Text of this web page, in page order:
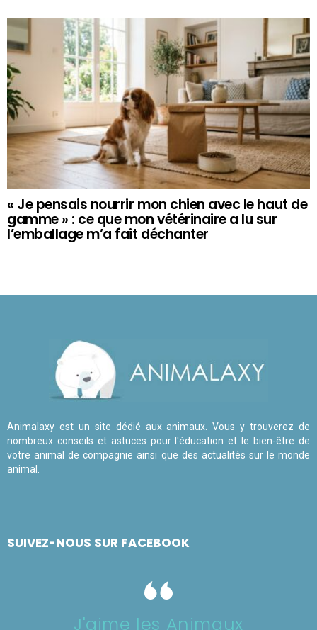
« Je pensais nourrir mon chien avec le haut de
gamme » : ce que mon vétérinaire a lu sur
l’emballage m’a fait déchanter
Animalaxy est un site dédié aux animaux. Vous y trouverez de
nombreux conseils et astuces pour l'éducation et le bien-être de
votre animal de compagnie ainsi que des actualités sur le monde
animal.
SUIVEZ-NOUS SUR FACEBOOK
J'aime les Animaux